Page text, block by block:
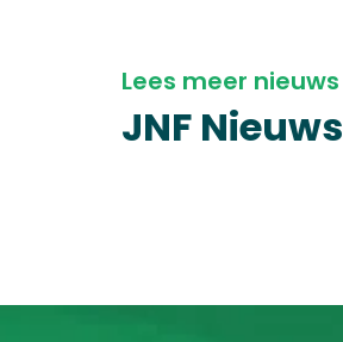
Lees meer nieuws
JNF Nieuws